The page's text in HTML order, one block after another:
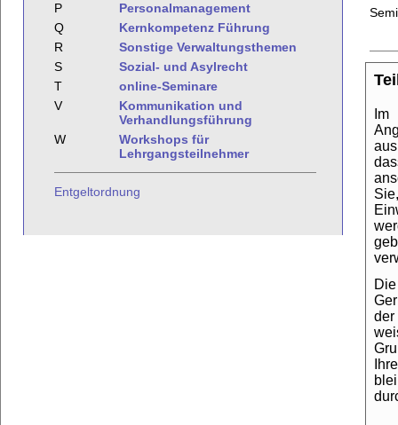
P
Personalmanagement
Q
Kernkompetenz Führung
R
Sonstige Verwaltungsthemen
S
Sozial- und Asylrecht
T
online-Seminare
V
Kommunikation und
Verhandlungsführung
W
Workshops für
Lehrgangsteilnehmer
Entgeltordnung